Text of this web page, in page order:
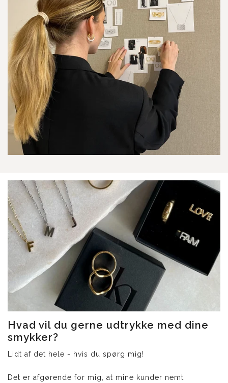
Hvad vil du gerne udtrykke med dine
smykker?
Lidt af det hele - hvis du spørg mig!
Det er afgørende for mig, at mine kunder nemt